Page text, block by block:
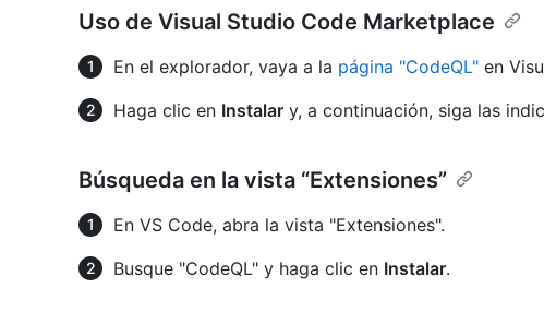
Uso de Visual Studio Code Marketplace
En el explorador, vaya a la página "CodeQL" en
Haga clic en Instalar y, a continuación, siga las
Búsqueda en la vista “Extensiones”
En VS Code, abra la vista "Extensiones".
Busque "CodeQL" y haga clic en Instalar.